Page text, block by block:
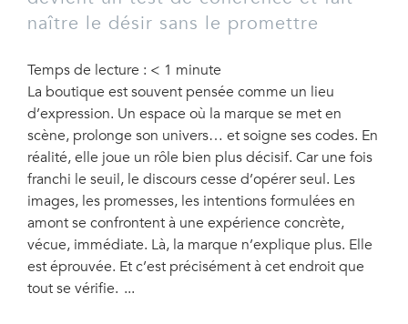
naître le désir sans le promettre
Temps de lecture : < 1 minute
La boutique est souvent pensée comme un lieu
d’expression. Un espace où la marque se met en
scène, prolonge son univers… et soigne ses codes. En
réalité, elle joue un rôle bien plus décisif. Car une fois
franchi le seuil, le discours cesse d’opérer seul. Les
images, les promesses, les intentions formulées en
amont se confrontent à une expérience concrète,
vécue, immédiate. Là, la marque n’explique plus. Elle
est éprouvée. Et c’est précisément à cet endroit que
tout se vérifie.